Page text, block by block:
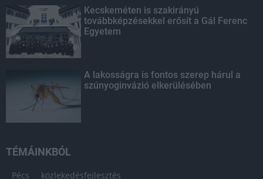
Kecskeméten is szakirányú
továbbképzésekkel erősít a Gál Ferenc
Egyetem
A lakosságra is fontos szerep hárul a
szúnyoginvázió elkerülésében
TÉMÁINKBÓL
Pécs közlekedésfejlesztés